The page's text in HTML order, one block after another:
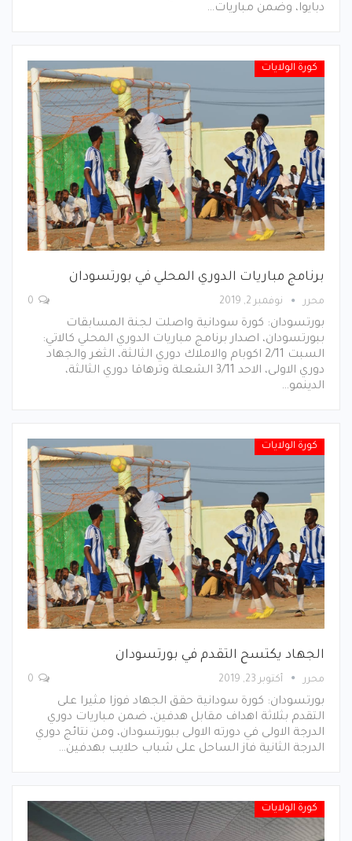
دبايوا، وضمن مباريات…
كورة الولايات
برنامج مباريات الدوري المحلي في بورتسودان
محرر نوفمبر 2, 2019
بورتسودان: كورة سودانية واصلت لجنة المسابقات
ببورتسودان، اصدار برنامج مباريات الدوري المحلي كالاتي:
السبت 2/11 اكوبام والاملاك دوري الثالثة، الثغر والجهاد
دوري الاولى، الاحد 3/11 الشعلة وترهاقا دوري الثالثة،
الدينمو…
كورة الولايات
الجهاد يكتسح التقدم في بورتسودان
محرر أكتوبر 23, 2019
بورتسودان: كورة سودانية حقق الجهاد فوزا مثيرا على
التقدم بثلاثة اهداف مقابل هدفين، ضمن مباريات دوري
الدرجة الاولى في دورته الاولى ببورتسودان، ومن نتائج دوري
الدرجة الثانية فاز الساحل على شباب حلايب بهدفين…
كورة الولايات